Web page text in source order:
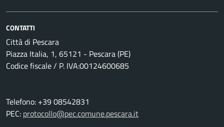
CONTATTI
Città di Pescara
Piazza Italia, 1, 65121 - Pescara (PE)
Codice fiscale / P. IVA:00124600685
Telefono: +39 08542831
PEC: protocollo@pec.comune.pescara.it